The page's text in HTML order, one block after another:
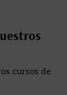
cursos de